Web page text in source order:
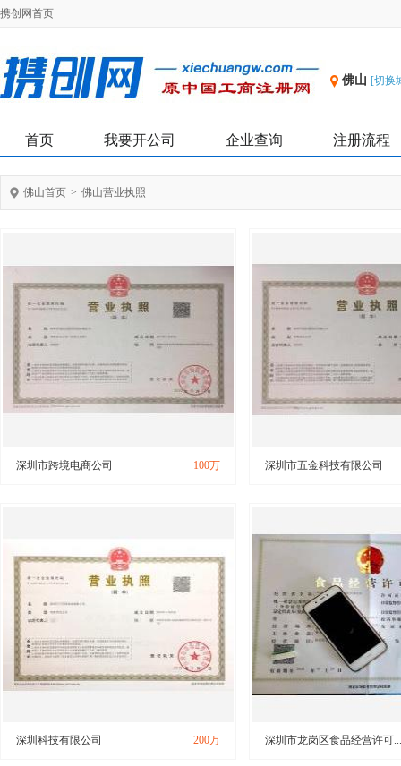
携创网首页
佛山 [切换
首页 我要开公司 企业查询 注册流程
佛山首页 > 佛山营业执照
深圳市跨境电商公司 100万 深圳市五金科技有限公司
深圳科技有限公司 200万 深圳市龙岗区食品经营许可...